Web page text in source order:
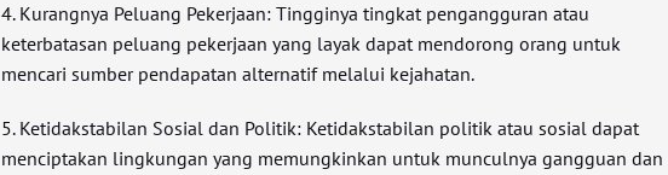
4. Kurangnya Peluang Pekerjaan: Tingginya tingkat pengangguran atau
keterbatasan peluang pekerjaan yang layak dapat mendorong orang untuk
mencari sumber pendapatan alternatif melalui kejahatan.
5. Ketidakstabilan Sosial dan Politik: Ketidakstabilan politik atau sosial dapat
menciptakan lingkungan yang memungkinkan untuk munculnya gangguan dan